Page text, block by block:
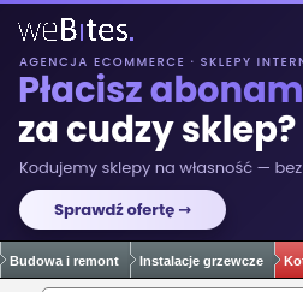
Budowa i remont Instalacje grzewcze